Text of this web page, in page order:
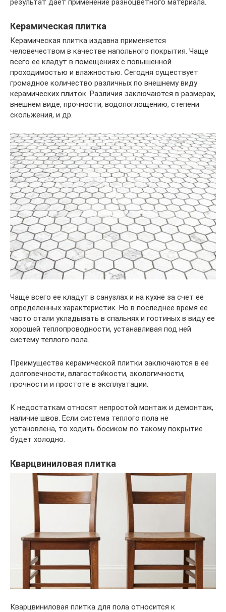
результат даёт применение разноцветного материала.
Керамическая плитка
Керамическая плитка издавна применяется
человечеством в качестве напольного покрытия. Чаще
всего ее кладут в помещениях с повышенной
проходимостью и влажностью. Сегодня существует
громадное количество различных по внешнему виду
керамических плиток. Различия заключаются в размерах,
внешнем виде, прочности, водопоглощению, степени
скольжения, и др.
Чаще всего ее кладут в санузлах и на кухне за счет ее
определенных характеристик. Но в последнее время ее
часто стали укладывать в спальнях и гостиных в виду ее
хорошей теплопроводности, устанавливая под ней
систему теплого пола.
Преимущества керамической плитки заключаются в ее
долговечности, влагостойкости, экологичности,
прочности и простоте в эксплуатации.
К недостаткам относят непростой монтаж и демонтаж,
наличие швов. Если система теплого пола не
установлена, то ходить босиком по такому покрытие
будет холодно.
Кварцвиниловая плитка
Кварцвиниловая плитка для пола относится к